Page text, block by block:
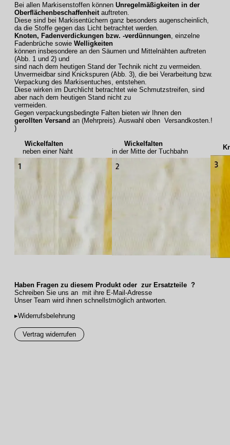
Bei allen Markisenstoffen können Unregelmäßigkeiten in der
Oberflächenbeschaffenheit auftreten.
Diese sind bei Markisentüchern ganz besonders augenscheinlich,
da die Stoffe gegen das Licht betrachtet werden.
Knoten, Fadenverdickungen bzw. -verdünnungen , einzelne
Fadenbrüche sowie Welligkeiten
können insbesondere an den Säumen und Mittelnähten auftreten
(Abb. 1 und 2) und
sind nach dem heutigen Stand der Technik nicht zu vermeiden.
Unvermeidbar sind Knickspuren (Abb. 3), die bei Verarbeitung bzw.
Verpackung des Markisentuches, entstehen.
Diese wirken im Durchlicht betrachtet wie Schmutzstreifen, sind
aber nach dem heutigen Stand nicht zu
vermeiden.
Gegen verpackungsbedingte Falten bieten wir Ihnen den
gerollten Versand an (Mehrpreis). Auswahl oben Versandkosten.!
)
Wickelfalten
neben einer Naht
Wickelfalten
in der Mitte der Tuchbahn
Haben Fragen zu diesem Produkt oder zur Ersatzteile ?
Schreiben Sie uns an mit ihre E-Mail-Adresse
Unser Team wird ihnen schnellstmöglich antworten.
▸Widerrufsbelehrung
Vertrag widerrufen